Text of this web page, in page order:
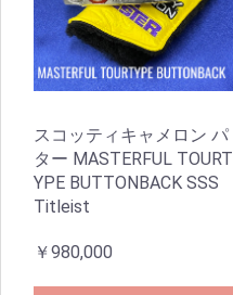
スコッティキャメロン パ
ター MASTERFUL TOURT
YPE BUTTONBACK SSS
Titleist
￥980,000